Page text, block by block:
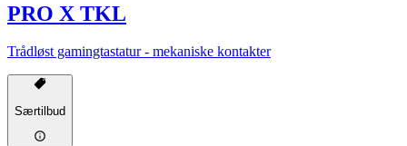
PRO X TKL
Trådløst gamingtastatur - mekaniske kontakter
Særtilbud